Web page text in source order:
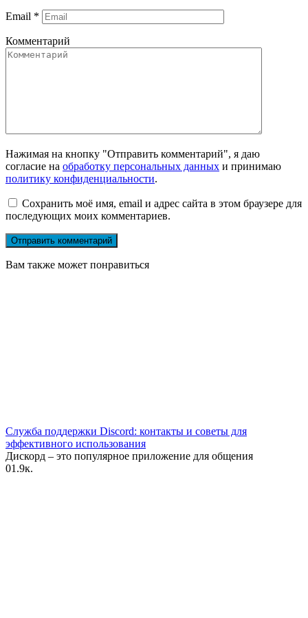
Email *
Комментарий
Нажимая на кнопку "Отправить комментарий", я даю
согласие на обработку персональных данных и принимаю
политику конфиденциальности.
Сохранить моё имя, email и адрес сайта в этом браузере для
последующих моих комментариев.
Вам также может понравиться
Служба поддержки Discord: контакты и советы для
эффективного использования
Дискорд – это популярное приложение для общения
01.9к.